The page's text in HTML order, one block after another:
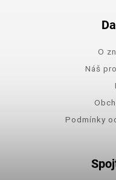
O
Náš
Podmínky